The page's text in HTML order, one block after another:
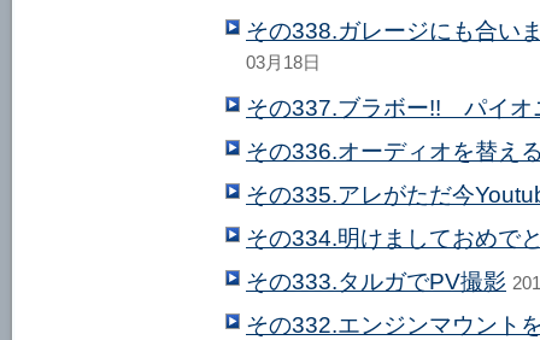
その338.ガレージにも合い
03月18日
その337.ブラボー!! パイオ
その336.オーディオを替え
その335.アレがただ今
その334.明けましておめで
その333.タルガでPV撮影
その332.エンジンマウント